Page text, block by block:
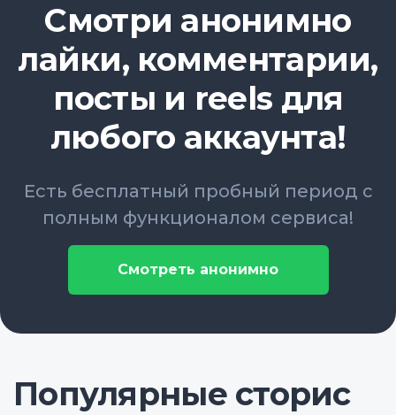
Смотри анонимно
лайки, комментарии,
посты и reels для
любого аккаунта!
Есть бесплатный пробный период с
полным функционалом сервиса!
Смотреть анонимно
Популярные сторис